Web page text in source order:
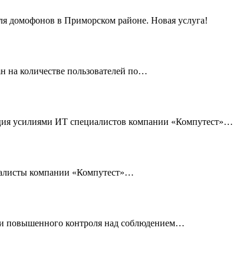
домофонов в Приморском районе. Новая услуга!
на количестве пользователей по…
усилиями ИТ специалистов компании «Компутест»…
компании «Компутест»…
повышенного контроля над соблюдением…